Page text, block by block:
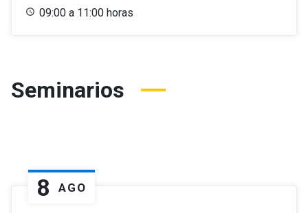
09:00 a 11:00 horas
Seminarios
8 AGO